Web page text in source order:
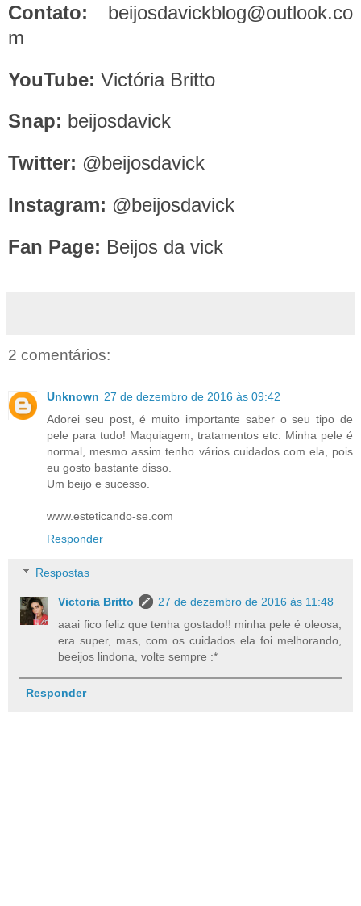
Contato: beijosdavickblog@outlook.co
m
YouTube: Victória Britto
Snap: beijosdavick
Twitter: @beijosdavick
Instagram: @beijosdavick
Fan Page: Beijos da vick
2 comentários:
Unknown 27 de dezembro de 2016 às 09:42
Adorei seu post, é muito importante saber o seu tipo de
pele para tudo! Maquiagem, tratamentos etc. Minha pele é
normal, mesmo assim tenho vários cuidados com ela, pois
eu gosto bastante disso.
Um beijo e sucesso.
www.esteticando-se.com
Responder
Respostas
Victoria Britto
27 de dezembro de 2016 às 11:48
aaai fico feliz que tenha gostado!! minha pele é oleosa,
era super, mas, com os cuidados ela foi melhorando,
beeijos lindona, volte sempre :*
Responder